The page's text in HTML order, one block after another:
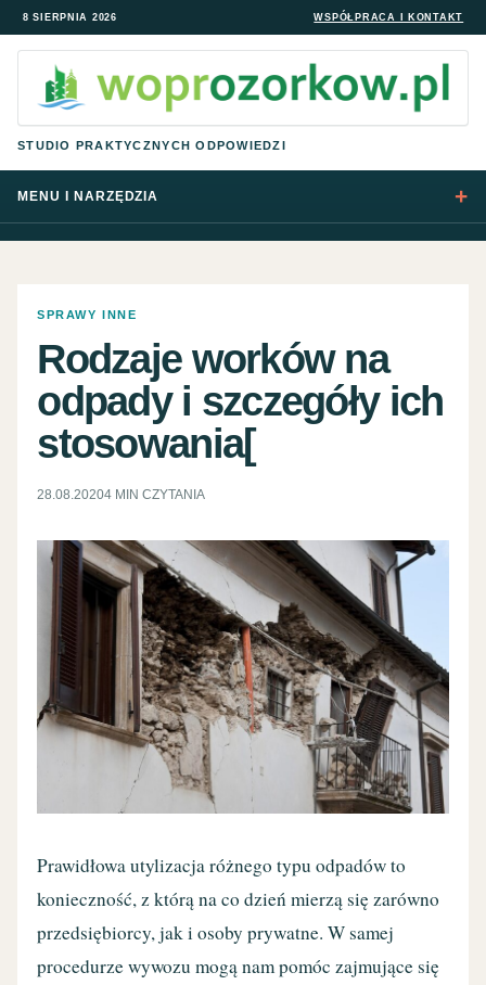
8 SIERPNIA 2026 WSPÓŁPRACA I KONTAKT
STUDIO PRAKTYCZNYCH ODPOWIEDZI
MENU I NARZĘDZIA
SPRAWY INNE
Rodzaje worków na
odpady i szczegóły ich
stosowania[
28.08.20204 MIN CZYTANIA
Prawidłowa utylizacja różnego typu odpadów to
konieczność, z którą na co dzień mierzą się zarówno
przedsiębiorcy, jak i osoby prywatne. W samej
procedurze wywozu mogą nam pomóc zajmujące się